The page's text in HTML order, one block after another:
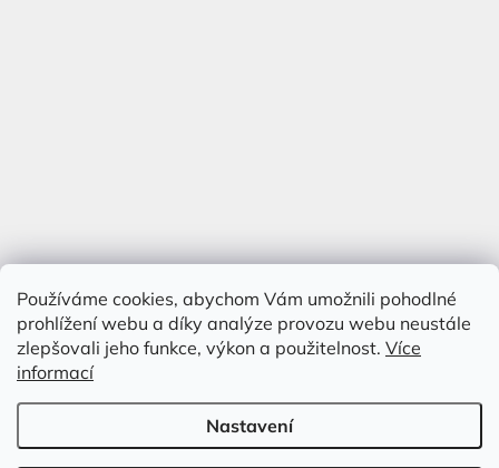
Používáme cookies, abychom Vám umožnili pohodlné
prohlížení webu a díky analýze provozu webu neustále
zlepšovali jeho funkce, výkon a použitelnost. Více
informací
Nastavení
Vytvořil Shoptet